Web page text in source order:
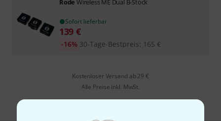
Sofort lieferbar
139 €
30-Tage-Bestpreis: 165 €
-16%
Kostenloser Versand ab 29 €
Alle Preise inkl. MwSt.